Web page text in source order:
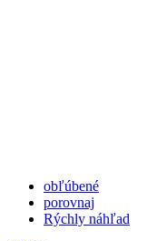
obľúbené
porovnaj
Rýchly náhľad